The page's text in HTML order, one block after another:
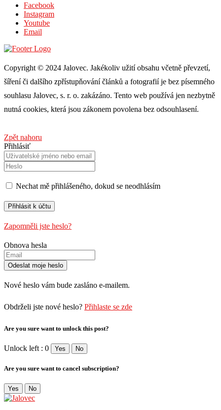
Facebook
Instagram
Youtube
Email
Copyright © 2024 Jalovec. Jakékoliv užití obsahu včetně převzetí,
šíření či dalšího zpřístupňování článků a fotografií je bez písemného
souhlasu Jalovec, s. r. o. zakázáno. Tento web používá jen nezbytně
nutná cookies, která jsou zákonem povolena bez odsouhlasení.
Zpět nahoru
Přihlásiť
Nechat mě přihlášeného, ​​dokud se neodhlásím
Zapomněli jste heslo?
Obnova hesla
Nové heslo vám bude zasláno e-mailem.
Obdrželi jste nové heslo? Přihlaste se zde
Are you sure want to unlock this post?
Unlock left : 0 Yes No
Are you sure want to cancel subscription?
Yes No